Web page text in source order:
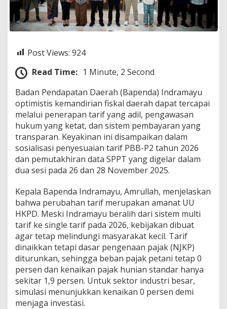
6
:
B
a
d
P
a
s
t
i
k
a
n
K
e
i
j
a
k
a
n
r
a
n
s
p
a
Post Views: 924
Read Time: 1 Minute, 2 Second
Badan Pendapatan Daerah (Bapenda) Indramayu
optimistis kemandirian fiskal daerah dapat tercapai
melalui penerapan tarif yang adil, pengawasan
hukum yang ketat, dan sistem pembayaran yang
transparan. Keyakinan ini disampaikan dalam
sosialisasi penyesuaian tarif PBB-P2 tahun 2026
dan pemutakhiran data SPPT yang digelar dalam
dua sesi pada 26 dan 28 November 2025.
Kepala Bapenda Indramayu, Amrullah, menjelaskan
bahwa perubahan tarif merupakan amanat UU
HKPD. Meski Indramayu beralih dari sistem multi
tarif ke single tarif pada 2026, kebijakan dibuat
agar tetap melindungi masyarakat kecil. Tarif
dinaikkan tetapi dasar pengenaan pajak (NJKP)
diturunkan, sehingga beban pajak petani tetap 0
persen dan kenaikan pajak hunian standar hanya
sekitar 1,9 persen. Untuk sektor industri besar,
simulasi menunjukkan kenaikan 0 persen demi
menjaga investasi.